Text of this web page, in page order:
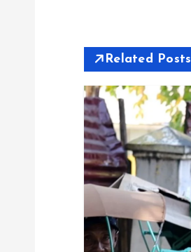
Related Posts